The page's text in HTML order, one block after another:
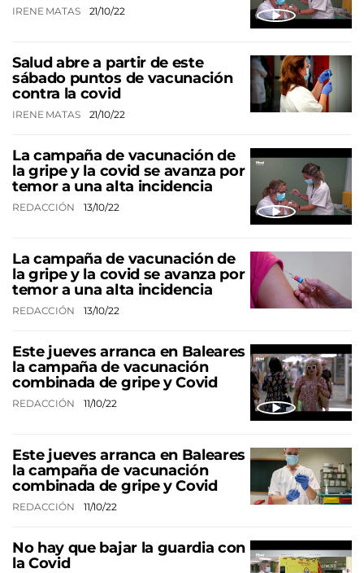
IRENE MATAS 21/10/22
Salud abre a partir de este
sábado puntos de vacunación
contra la covid
IRENE MATAS 21/10/22
La campaña de vacunación de
la gripe y la covid se avanza por
temor a una alta incidencia
REDACCIÓN 13/10/22
La campaña de vacunación de
la gripe y la covid se avanza por
temor a una alta incidencia
REDACCIÓN 13/10/22
Este jueves arranca en Baleares
la campaña de vacunación
combinada de gripe y Covid
REDACCIÓN 11/10/22
Este jueves arranca en Baleares
la campaña de vacunación
combinada de gripe y Covid
REDACCIÓN 11/10/22
No hay que bajar la guardia con
la Covid